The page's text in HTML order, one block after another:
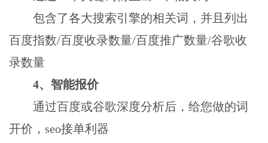
包含了各大搜索引擎的相关词，并且列出
百度指数/百度收录数量/百度推广数量/谷歌收
录数量
4、智能报价
通过百度或谷歌深度分析后，给您做的词
开价，seo接单利器